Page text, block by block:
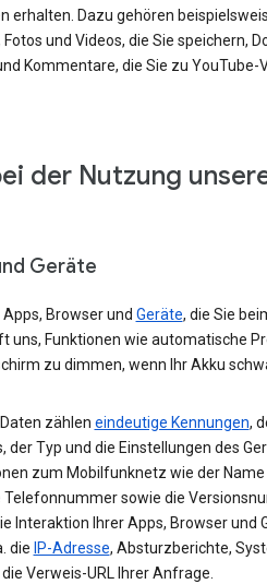
erhalten. Dazu gehören
und Videos, die Sie speichern,
Kommentare, die Sie zu YouTube-
der Nutzung
Geräte
Browser und Geräte, die Sie
uns, Funktionen wie automatische
zu dimmen, wenn Ihr Akku
zählen eindeutige Kennungen,
der Typ und die Einstellungen des
zum Mobilfunknetz wie der Name
sowie die
Interaktion Ihrer Apps, Browser und
die IP-Adresse, Absturzberichte,
Verweis-URL Ihrer Anfrage.